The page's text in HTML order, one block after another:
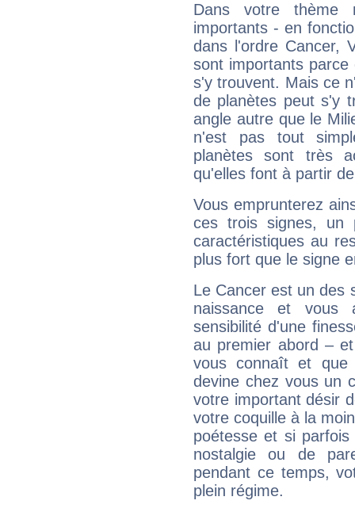
Dans votre thème
importants - en
dans l'ordre Cancer,
sont importants parce
s'y trouvent. Mais ce
de planètes peut s'y
angle autre que le
n'est pas tout
planètes sont très
qu'elles font à partir
Vous emprunterez
ces trois signes, un
caractéristiques au
plus fort que le signe
Le Cancer est un des
naissance et vous
sensibilité d'une
au premier abord –
vous connaît et
devine chez vous un
votre important désir
votre coquille à la
poétesse et si
nostalgie ou de
pendant ce temps,
plein régime.